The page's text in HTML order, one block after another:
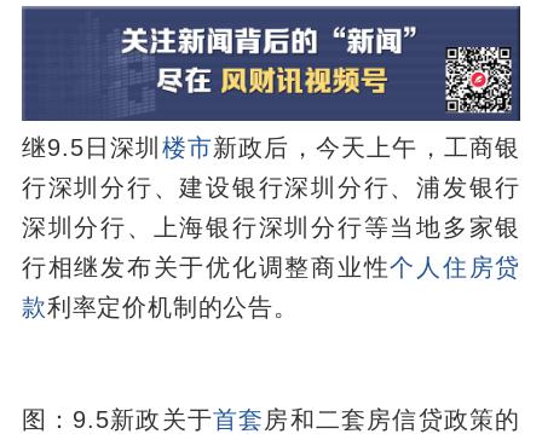
继9.5日深圳 楼市新政后，今天上午，工商银
行深圳分行、建设银行深圳分行、浦发银行
深圳分行、上海银行深圳分行等当地多家银
行相继发布关于优化调整商业性个人住房贷
款利率定价机制的公告。
图：9.5新政关于首套 房和二套房信贷政策的